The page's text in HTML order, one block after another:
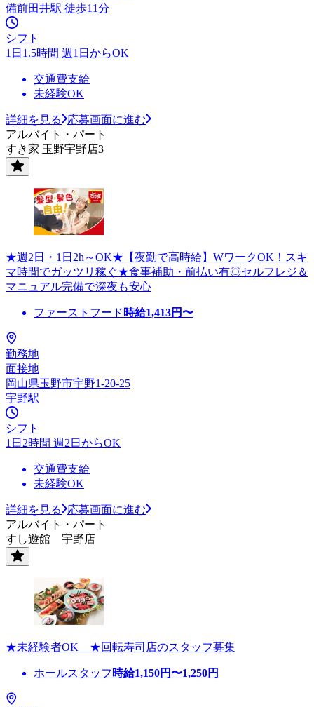
備前田井駅 徒歩11分
シフト
1日1.5時間 週1日からOK
交通費支給
未経験OK
詳細を見る
応募画面に進む
アルバイト・パート
すき家 玉野宇野店3
★週2日・1日2h～OK★【夜勤で高時給】WワークOK！スキ
マ時間でガッツリ稼ぐ★食事補助・前払い有◎セルフレジ＆
マニュアル完備で深夜も安心
ファーストフード 時給1,413円〜
勤務地
面接地
岡山県玉野市宇野1-20-25
宇野駅
シフト
1日2時間 週2日からOK
交通費支給
未経験OK
詳細を見る
応募画面に進む
アルバイト・パート
すし遊館 宇野店
★未経験者OK ★回転寿司店のスタッフ募集
ホールスタッフ 時給1,150円〜1,250円